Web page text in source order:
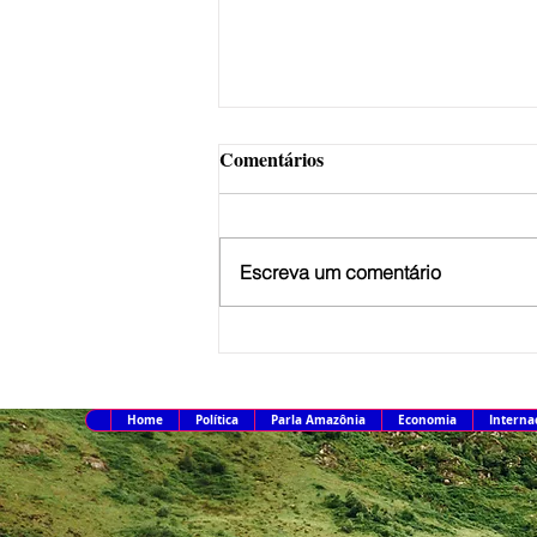
Inscrições para o Fies do
terça-feira
Comentários
Escreva um comentário
Home Política Parla Amazônia Economia